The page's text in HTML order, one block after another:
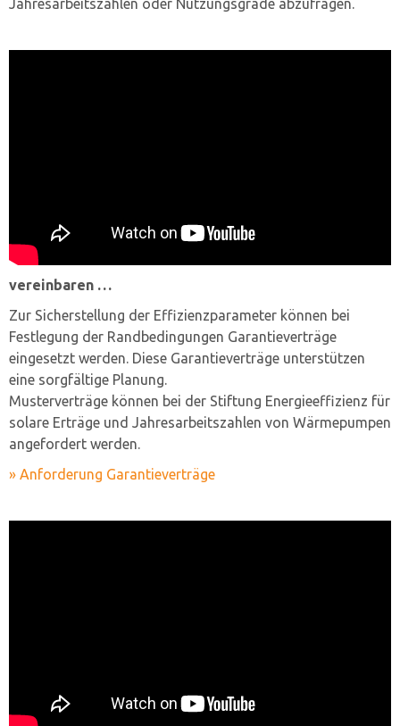
Jahresarbeitszahlen oder Nutzungsgrade abzufragen.
vereinbaren …
Zur Sicherstellung der Effizienzparameter können bei
Festlegung der Randbedingungen Garantieverträge
eingesetzt werden. Diese Garantieverträge unterstützen
eine sorgfältige Planung.
Musterverträge können bei der Stiftung Energieeffizienz für
solare Erträge und Jahresarbeitszahlen von Wärmepumpen
angefordert werden.
» Anforderung Garantieverträge